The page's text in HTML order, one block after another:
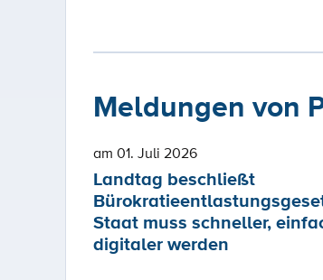
Meldungen von
am 01. Juli 2026
Landtag beschließt
Staat muss schneller,
digitaler werden